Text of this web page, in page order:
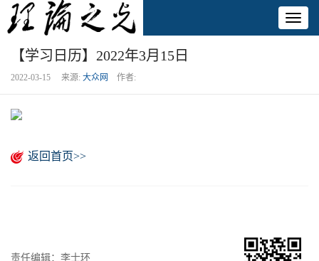
【学习日历】2022年3月15日
2022-03-15 来源: 大众网 作者:
返回首页>>
责任编辑：李士环